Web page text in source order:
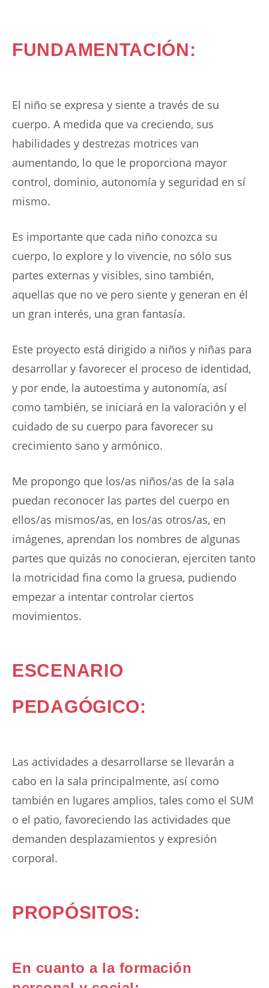
FUNDAMENTACIÓN:
El niño se expresa y siente a través de su
cuerpo. A medida que va creciendo, sus
habilidades y destrezas motrices van
aumentando, lo que le proporciona mayor
control, dominio, autonomía y seguridad en sí
mismo.
Es importante que cada niño conozca su
cuerpo, lo explore y lo vivencie, no sólo sus
partes externas y visibles, sino también,
aquellas que no ve pero siente y generan en él
un gran interés, una gran fantasía.
Este proyecto está dirigido a niños y niñas para
desarrollar y favorecer el proceso de identidad,
y por ende, la autoestima y autonomía, así
como también, se iniciará en la valoración y el
cuidado de su cuerpo para favorecer su
crecimiento sano y armónico.
Me propongo que los/as niños/as de la sala
puedan reconocer las partes del cuerpo en
ellos/as mismos/as, en los/as otros/as, en
imágenes, aprendan los nombres de algunas
partes que quizás no conocieran, ejerciten tanto
la motricidad fina como la gruesa, pudiendo
empezar a intentar controlar ciertos
movimientos.
ESCENARIO
PEDAGÓGICO:
Las actividades a desarrollarse se llevarán a
cabo en la sala principalmente, así como
también en lugares amplios, tales como el SUM
o el patio, favoreciendo las actividades que
demanden desplazamientos y expresión
corporal.
PROPÓSITOS:
En cuanto a la formación